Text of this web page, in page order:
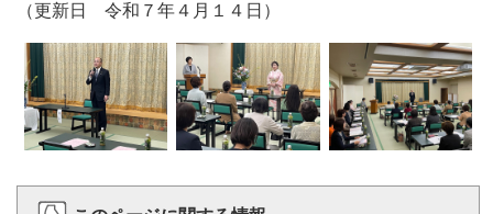
（更新日 令和７年４月１４日）